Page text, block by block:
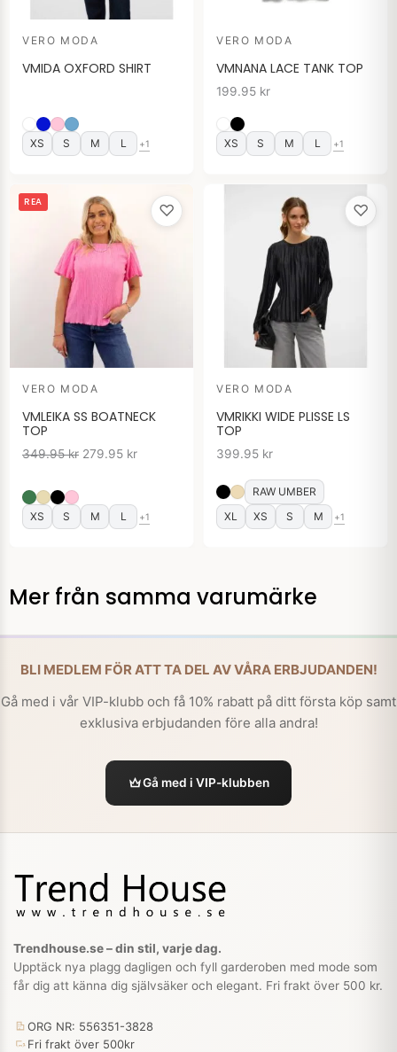
VERO MODA
VMIDA OXFORD SHIRT
XS S M L +1
VERO MODA
VMNANA LACE TANK TOP
199.95 kr
XS S M L +1
♡
REA
VERO MODA
VMLEIKA SS BOATNECK
TOP
349.95kr
ursprungliga
priset
var:
349.95 kr.
279.95 kr
nuvarande
priset
är:
279.95 kr.
XS S M L +1
♡
VERO MODA
VMRIKKI WIDE PLISSE LS
TOP
399.95 kr
RAW UMBER
XL
XS S M +1
Mer från samma varumärke
BLI MEDLEM FÖR ATT TA DEL AV VÅRA ERBJUDANDEN!
Gå med i vår VIP-klubb och få 10% rabatt på ditt första köp samt
exklusiva erbjudanden före alla andra!
Gå med i VIP-klubben
Trendhouse.se – din stil, varje dag.
Upptäck nya plagg dagligen och fyll garderoben med mode som
får dig att känna dig självsäker och elegant. Fri frakt över 500 kr.
ORG NR: 556351-3828
Fri frakt över 500kr